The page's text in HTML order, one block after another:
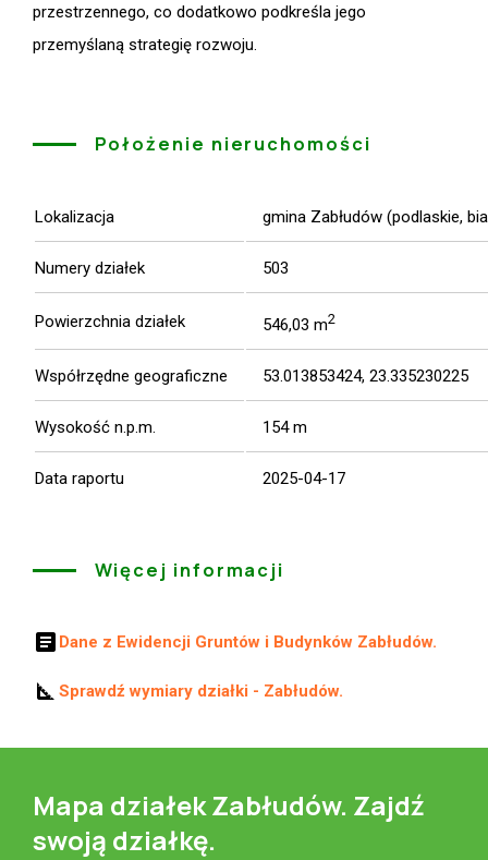
przestrzennego, co dodatkowo podkreśla jego
przemyślaną strategię rozwoju.
Położenie nieruchomości
Lokalizacja gmina Zabłudów (podlaskie,
Numery działek 503
Powierzchnia działek 546,03 m2
Współrzędne geograficzne 53.013853424, 23.335230225
Wysokość n.p.m. 154 m
Data raportu 2025-04-17
Więcej informacji
article Dane z Ewidencji Gruntów i Budynków Zabłudów.
square_foot Sprawdź wymiary działki - Zabłudów.
Mapa działek Zabłudów. Zajdź
swoją działkę.